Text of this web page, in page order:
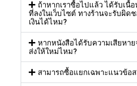
ถ้าหากเราซื้อไปแล้ว ได้รับเนื้
ที่ลงในเว็บไซต์ ทางร้านจะรับผิด
เงินได้ไหม?
หากหนังสือได้รับความเสียหา
ส่งให้ใหม่ไหม?
สามารถซื้อแยกเฉพาะแนวข้อ